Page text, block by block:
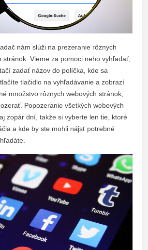
nám slúži na prezeranie rôznych
stránok. Vieme za pomoci neho vyhľadať,
zadať názov do políčka, kde sa
tlačidlo na vyhľadávanie a zobrazí
množstvo rôznych webových stránok,
Popozeranie všetkých webových
zopár dní, takže si vyberte len tie, ktoré
a kde by ste mohli nájsť potrebné